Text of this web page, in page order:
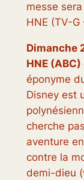
messe
HNE (TV-
Dimanche
HNE
éponyme
Disney est
cherche
aventure
contre la
demi-dieu